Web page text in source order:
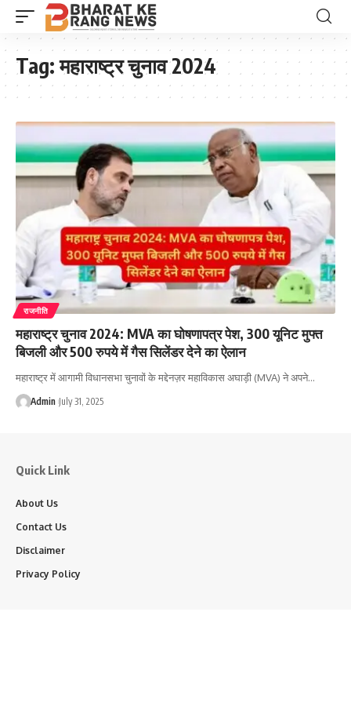
Tag:महाराष्ट्र चुनाव 2024
राजनीति
महाराष्ट्र चुनाव 2024: MVA का घोषणापत्र पेश, 300 यूनिट मुफ्त
बिजली और 500 रुपये में गैस सिलेंडर देने का ऐलान
महाराष्ट्र में आगामी विधानसभा चुनावों के मद्देनज़र महाविकास अघाड़ी (MVA) ने अपने…
Admin July 31, 2025
Quick Link
About Us
Contact Us
Disclaimer
Privacy Policy